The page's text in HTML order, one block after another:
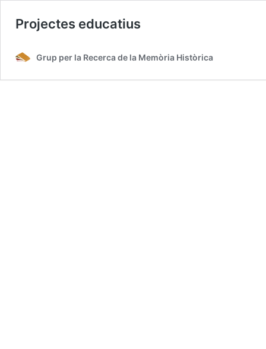
Projectes educatius
Grup per la Recerca de la Memòria Històrica